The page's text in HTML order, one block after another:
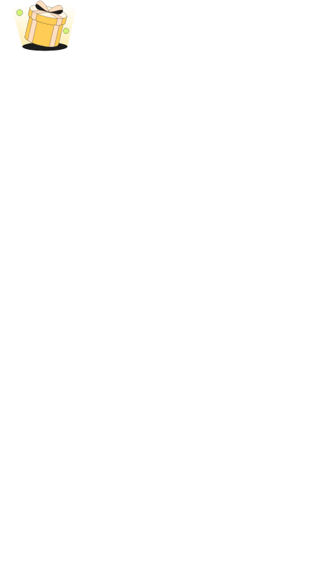
Exclusive for BitMart Users
Register & Trade to Win 500,000 USDT